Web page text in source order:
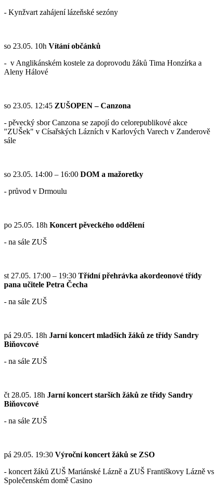
- Kynžvart zahájení lázeňské sezóny
so 23.05. 10h Vítání občánků
- v Anglikánském kostele za doprovodu žáků Tima Honzírka a
Aleny Hálové
so 23.05. 12:45 ZUŠOPEN – Canzona
- pěvecký sbor Canzona se zapojí do celorepublikové akce
"ZUŠek" v Císařských Lázních v Karlových Varech v Zanderově
sále
so 23.05. 14:00 – 16:00 DOM a mažoretky
- průvod v Drmoulu
po 25.05. 18h Koncert pěveckého oddělení
- na sále ZUŠ
st 27.05. 17:00 – 19:30 Třídní přehrávka akordeonové třídy
pana učitele Petra Čecha
- na sále ZUŠ
pá 29.05. 18h Jarní koncert mladších žáků ze třídy Sandry
Biňovcové
- na sále ZUŠ
čt 28.05. 18h Jarní koncert starších žáků ze třídy Sandry
Biňovcové
- na sále ZUŠ
pá 29.05. 19:30 Výroční koncert žáků se ZSO
- koncert žáků ZUŠ Mariánské Lázně a ZUŠ Františkovy Lázně vs
Společenském domě Casino